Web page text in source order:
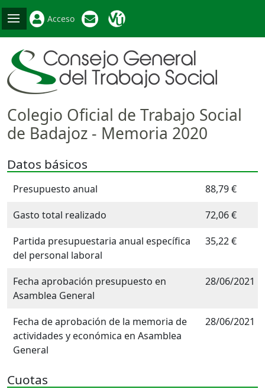
Acceso
Colegio Oficial de Trabajo Social
de Badajoz - Memoria 2020
Datos básicos
Presupuesto anual
88,79 €
Gasto total realizado
72,06 €
Partida presupuestaria anual específica
del personal laboral
35,22 €
Fecha aprobación presupuesto en
Asamblea General
28/06/2021
Fecha de aprobación de la memoria de
actividades y económica en Asamblea
General
28/06/2021
Cuotas